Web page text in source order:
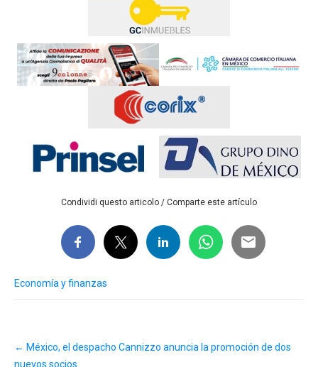
Condividi questo articolo / Comparte este artículo
Economía y finanzas
navigation
← México, el despacho Cannizzo anuncia la promoción de dos
nuevos socios